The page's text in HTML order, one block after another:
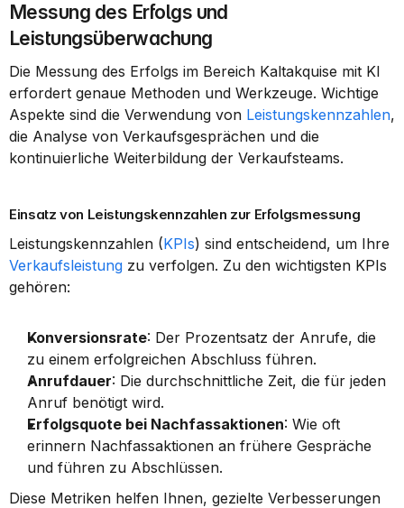
Messung des Erfolgs und
Leistungsüberwachung
Die Messung des Erfolgs im Bereich Kaltakquise mit KI
erfordert genaue Methoden und Werkzeuge. Wichtige
Aspekte sind die Verwendung von Leistungskennzahlen,
die Analyse von Verkaufsgesprächen und die
kontinuierliche Weiterbildung der Verkaufsteams.
Einsatz von Leistungskennzahlen zur Erfolgsmessung
Leistungskennzahlen (KPIs
Verkaufsleistung zu verfolgen. Zu den wichtigsten KPIs
gehören:
Konversionsrate: Der Prozentsatz der Anrufe, die
zu einem erfolgreichen Abschluss führen.
Anrufdauer: Die durchschnittliche Zeit, die für jeden
Anruf benötigt wird.
Erfolgsquote bei Nachfassaktionen: Wie oft
erinnern Nachfassaktionen an frühere Gespräche
und führen zu Abschlüssen.
Diese Metriken helfen Ihnen, gezielte Verbesserungen